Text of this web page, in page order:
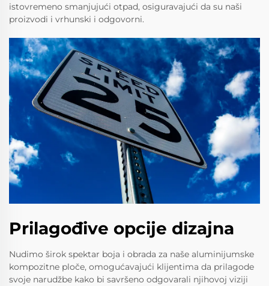
istovremeno smanjujući otpad, osiguravajući da su naši
proizvodi i vrhunski i odgovorni.
Prilagođive opcije dizajna
Nudimo širok spektar boja i obrada za naše aluminijumske
kompozitne ploče, omogućavajući klijentima da prilagode
svoje narudžbe kako bi savršeno odgovarali njihovoj viziji